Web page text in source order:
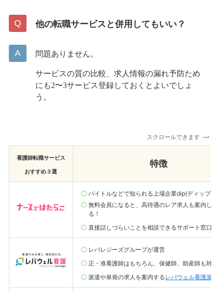
他の転職サービスと併用してもいい？
問題ありません。
サービスの質の比較、求人情報の漏れ予防ため
にも2〜3サービス登録しておくとよいでしょ
う。
スクロールできます
看護師転職サービス
おすすめ３選
特徴
バイトルなどで知られる上場企業dip(ディップ)が
無料会員になると、高待遇のレア求人も案内して
る！
直接話しづらいことを相談できるサポート窓口も
レバレジーズグループが運営
正・准看護師はもちろん、保健師、助産師も対象
派遣や単発の求人を案内するレバウェル看護派遣